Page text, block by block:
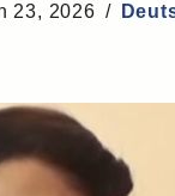
23, 2026